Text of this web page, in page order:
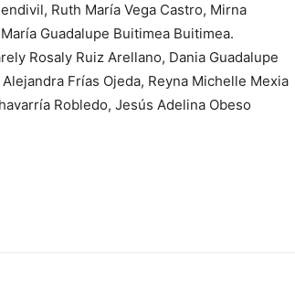
Ruth María Vega Castro, Mirna
Guadalupe Buitimea Buitimea.
Rosaly Ruiz Arellano, Dania Guadalupe
Frías Ojeda, Reyna Michelle Mexia
Robledo, Jesús Adelina Obeso